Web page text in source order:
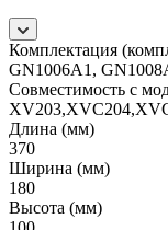
Комплектация
GN1006A1,
Совместимость с
Длина (мм)
370
Ширина (мм)
180
Высота (мм)